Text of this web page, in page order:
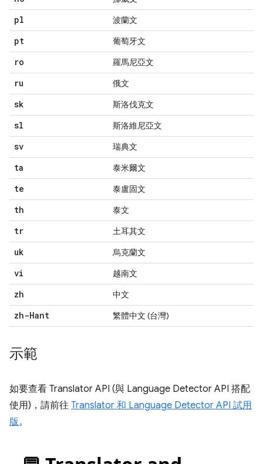
pl 波蘭文
pt 葡萄牙文
ro 羅馬尼亞文
ru 俄文
sk 斯洛伐克文
sl 斯洛維尼亞文
sv 瑞典文
ta 泰米爾文
te 泰盧固文
th 泰文
tr 土耳其文
uk 烏克蘭文
vi 越南文
zh 中文
zh-Hant 繁體中文 (台灣)
示範
如要查看 Translator API (與 Language Detector API 搭配
使用)，請前往 Translator 和 Language Detector API 試用
版。